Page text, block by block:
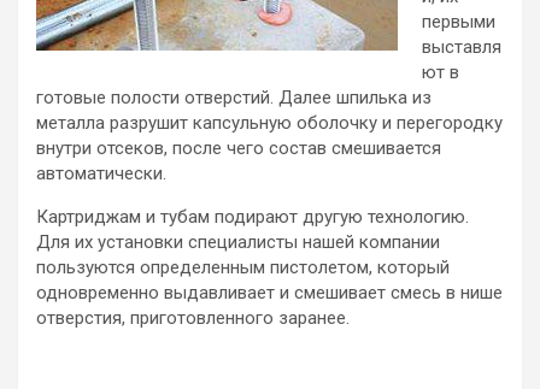
первыми
выставля
ют в
готовые полости отверстий. Далее шпилька из
металла разрушит капсульную оболочку и перегородку
внутри отсеков, после чего состав смешивается
автоматически.
Картриджам и тубам подирают другую технологию.
Для их установки специалисты нашей компании
пользуются определенным пистолетом, который
одновременно выдавливает и смешивает смесь в нише
отверстия, приготовленного заранее.